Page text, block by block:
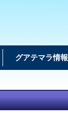
グアテマラ情報